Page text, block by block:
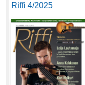
Riffi 4/2025